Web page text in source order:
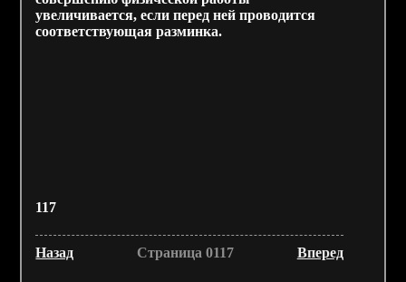
увеличивается, если перед ней проводится
соответствующая разминка.
117
Назад Страница 0117 Вперед